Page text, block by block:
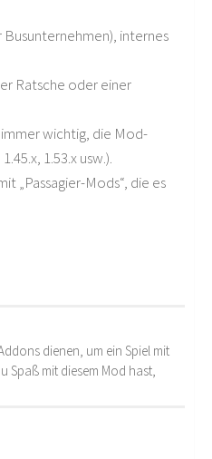
Busunternehmen), internes
Ratsche oder einer
wichtig, die Mod-
1.53.x usw.).
„Passagier-Mods“, die es
dienen, um ein Spiel mit
Spaß mit diesem Mod hast,